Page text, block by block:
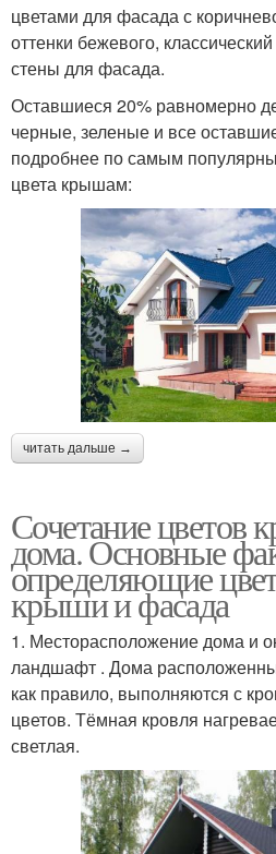
цветами для фасада с
оттенки бежевого,
стены для фасада.
Оставшиеся 20% равномерно
черные, зеленые и все
подробнее по самым
цвета крышам:
читать дальше →
Сочетание цветов
дома. Основные
определяющие
крыши и фасада
1. Месторасположение дома и
ландшафт . Дома
как правило, выполняются с
цветов. Тёмная кровля
светлая.